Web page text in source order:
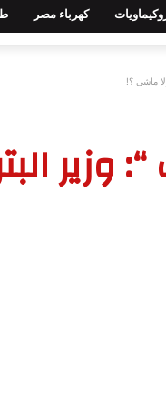
كهرباء مصر
ماشي ؟!
وزير